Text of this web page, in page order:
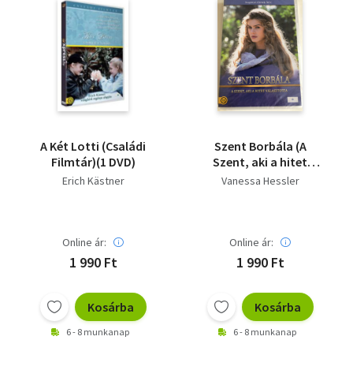
A Két Lotti (Családi
Filmtár)(1 DVD)
Erich Kästner
Online ár:
1 990 Ft
Kosárba
6 - 8 munkanap
Szent Borbála (A
Szent, aki a hitet
választotta)(Sugárzó
Vanessa Hessler
Online ár:
1 990 Ft
Kosárba
6 - 8 munkanap